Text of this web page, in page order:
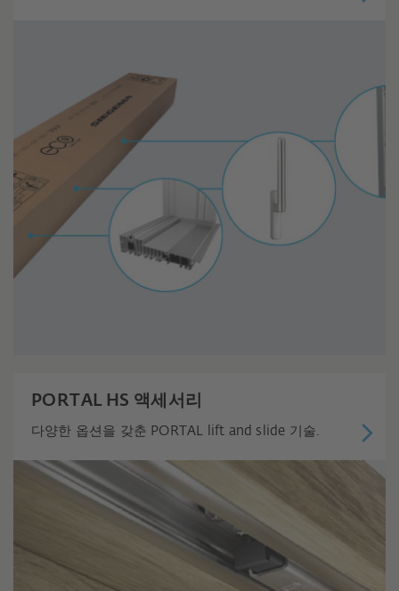
PORTAL HS 액세서리
다양한 옵션을 갖춘 PORTAL lift and slide 기술.